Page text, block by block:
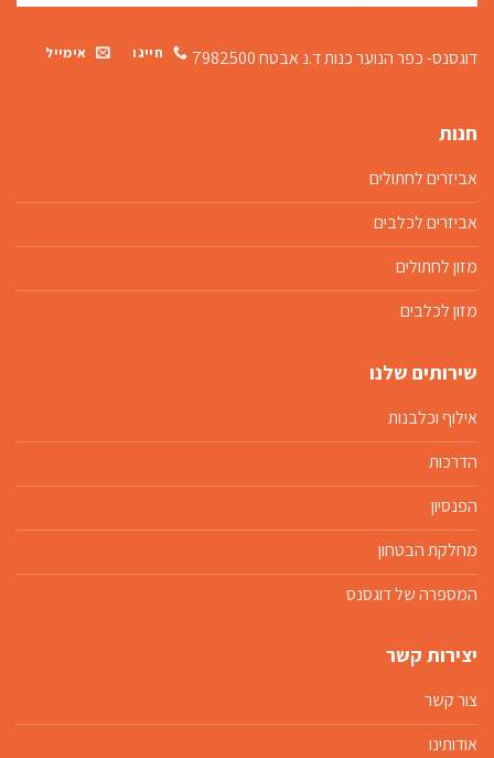
דוגסנס- כפר הנוער כנותד.נ אבטח 7982500 חייגו אימייל
חנות
אביזרים לחתולים
אביזרים לכלבים
מזון לחתולים
מזון לכלבים
שירותים שלנו
אילוף וכלבנות
הדרכות
הפנסיון
מחלקת הבטחון
המספרה של דוגסנס
יצירות קשר
צור קשר
אודותינו